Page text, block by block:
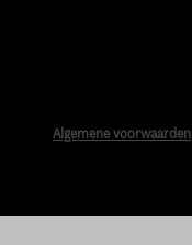
Algemene voorwaarden